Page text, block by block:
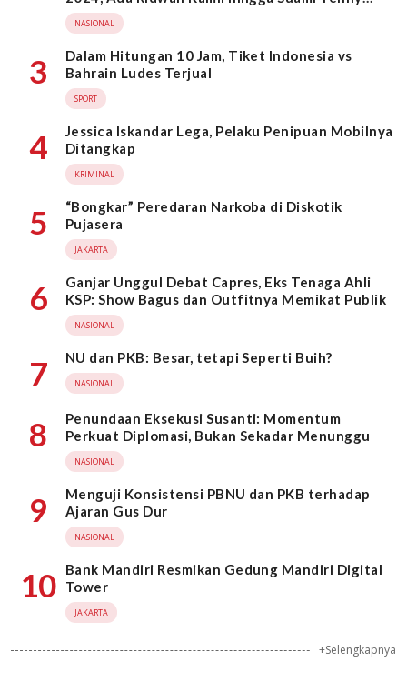
Wahid
NASIONAL
3
Dalam Hitungan 10 Jam, Tiket Indonesia vs
Bahrain Ludes Terjual
SPORT
4
Jessica Iskandar Lega, Pelaku Penipuan Mobilnya
Ditangkap
KRIMINAL
5
“Bongkar” Peredaran Narkoba di Diskotik
Pujasera
JAKARTA
6
Ganjar Unggul Debat Capres, Eks Tenaga Ahli
KSP: Show Bagus dan Outfitnya Memikat Publik
NASIONAL
7 NU dan PKB: Besar, tetapi Seperti Buih?
NASIONAL
8
Penundaan Eksekusi Susanti: Momentum
Perkuat Diplomasi, Bukan Sekadar Menunggu
NASIONAL
9
Menguji Konsistensi PBNU dan PKB terhadap
Ajaran Gus Dur
NASIONAL
10
Bank Mandiri Resmikan Gedung Mandiri Digital
Tower
JAKARTA
+Selengkapnya